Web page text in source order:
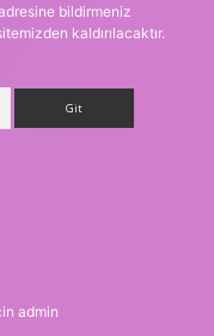
bildirmeniz
kaldırılacaktır.
admin